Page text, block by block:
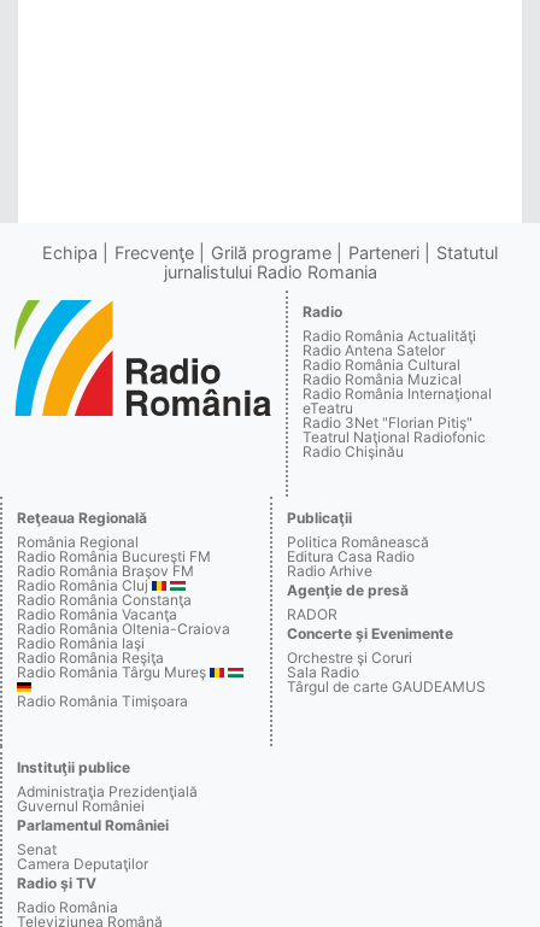
Echipa Frecvenţe Grilă programe Parteneri
Statutul
jurnalistului Radio Romania
Radio
Radio România Actualităţi
Radio Antena Satelor
Radio România Cultural
Radio România Muzical
Radio România Internaţional
eTeatru
Radio 3Net "Florian Pitiş"
Teatrul Naţional Radiofonic
Radio Chişinău
Reţeaua Regională
România Regional
Radio România Bucureşti FM
Radio România Braşov FM
Radio România Cluj
Radio România Constanţa
Radio România Vacanţa
Radio România Oltenia-Craiova
Radio România Iaşi
Radio România Reşiţa
Radio România Târgu Mureş
Radio România Timişoara
Publicaţii
Politica Românească
Editura Casa Radio
Radio Arhive
Agenţie de presă
RADOR
Concerte şi Evenimente
Orchestre şi Coruri
Sala Radio
Târgul de carte GAUDEAMUS
Instituţii publice
Administraţia Prezidenţială
Guvernul României
Parlamentul României
Senat
Camera Deputaţilor
Radio şi TV
Radio România
Televiziunea Română